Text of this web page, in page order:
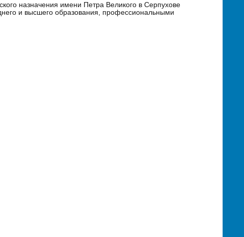
назначения имени Петра Великого в Серпухове
и высшего образования, профессиональными